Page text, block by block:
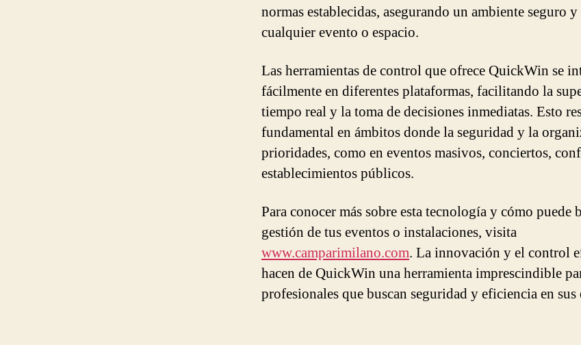
normas establecidas, asegurando un ambiente seguro
cualquier evento o espacio.
Las herramientas de control que ofrece QuickWin se
fácilmente en diferentes plataformas, facilitando la
tiempo real y la toma de decisiones inmediatas. Esto
fundamental en ámbitos donde la seguridad y la
prioridades, como en eventos masivos, conciertos,
establecimientos públicos.
Para conocer más sobre esta tecnología y cómo puede
gestión de tus eventos o instalaciones, visita
www.camparimilano.com. La innovación y el control
hacen de QuickWin una herramienta imprescindible
profesionales que buscan seguridad y eficiencia en sus